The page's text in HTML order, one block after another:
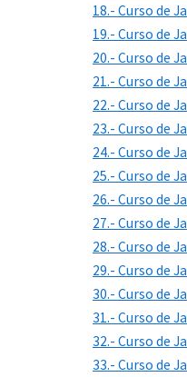
18.- Curso de
19.- Curso de
20.- Curso de
21.- Curso de
22.- Curso de
23.- Curso de
24.- Curso de
25.- Curso de
26.- Curso de
27.- Curso de
28.- Curso de
29.- Curso de
30.- Curso de
31.- Curso de
32.- Curso de
33.- Curso de